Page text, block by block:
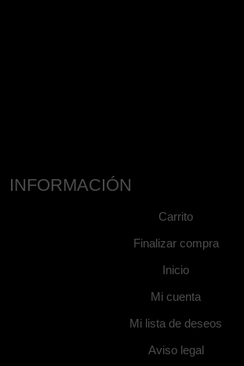
INFORMACIÓN
Carrito
Finalizar compra
Inicio
Mi cuenta
Mi lista de deseos
Aviso legal